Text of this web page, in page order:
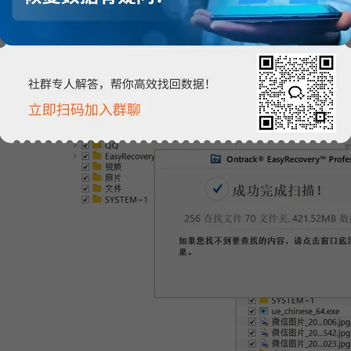
程很快，像我这个U盘只用了3秒钟就扫描完成了。扫描完成后可以
现扫描出来的内容没有你想要恢复的数据，那么可以点击深度扫描继